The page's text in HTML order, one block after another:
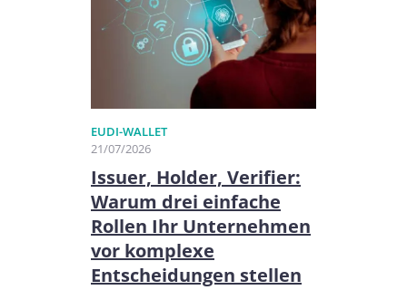
EUDI-WALLET
21/07/2026
Issuer, Holder, Verifier:
Warum drei einfache
Rollen Ihr Unternehmen
vor komplexe
Entscheidungen stellen